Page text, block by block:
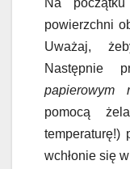
powierzchni
Uważaj,
Następnie
papierowym
pomocą
temperaturę!)
wchłonie się